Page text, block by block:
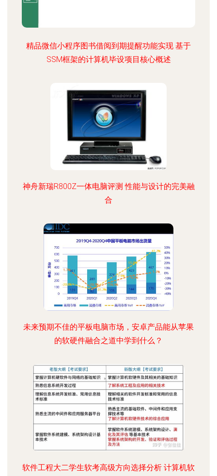
精品微信小程序图书借阅到期提醒功能实现 基于
SSM框架的计算机毕设项目核心概述
神舟新瑞R800Z一体电脑评测 性能与设计的完美融
合
未来预期不佳的平板电脑市场，安卓产品能从苹果
的软硬件融合之道中学到什么？
软件工程大二学生软考高级方向选择分析 计算机软